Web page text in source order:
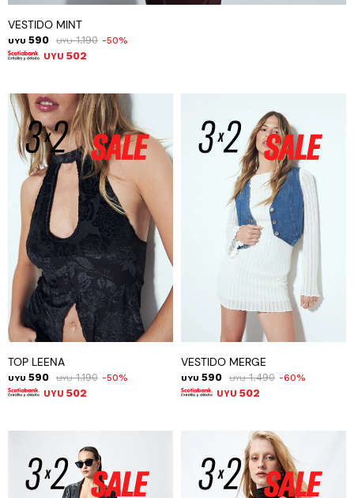
VESTIDO MINT
UYU 590 UYU 1.190 50
UYU 502
TOP LEENA
UYU 590 UYU 1.190 50
UYU 502
VESTIDO MERGE
UYU 590 UYU 1.490 60
UYU 502